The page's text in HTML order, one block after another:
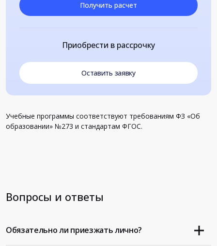
Получить расчет
Приобрести в рассрочку
Оставить заявку
Учебные программы соответствуют требованиям ФЗ «Об
образовании» №273 и стандартам ФГОС.
Вопросы и ответы
Обязательно ли приезжать лично?